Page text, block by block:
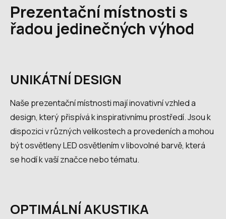
Prezentační místnosti s
řadou jedinečných výhod
UNIKÁTNÍ DESIGN
Naše prezentační místnosti mají inovativní vzhled a
design, který přispívá k inspirativnímu prostředí. Jsou k
dispozici v různých velikostech a provedeních a mohou
být osvětleny LED osvětlením v libovolné barvě, která
se hodí k vaší značce nebo tématu.
OPTIMÁLNÍ AKUSTIKA